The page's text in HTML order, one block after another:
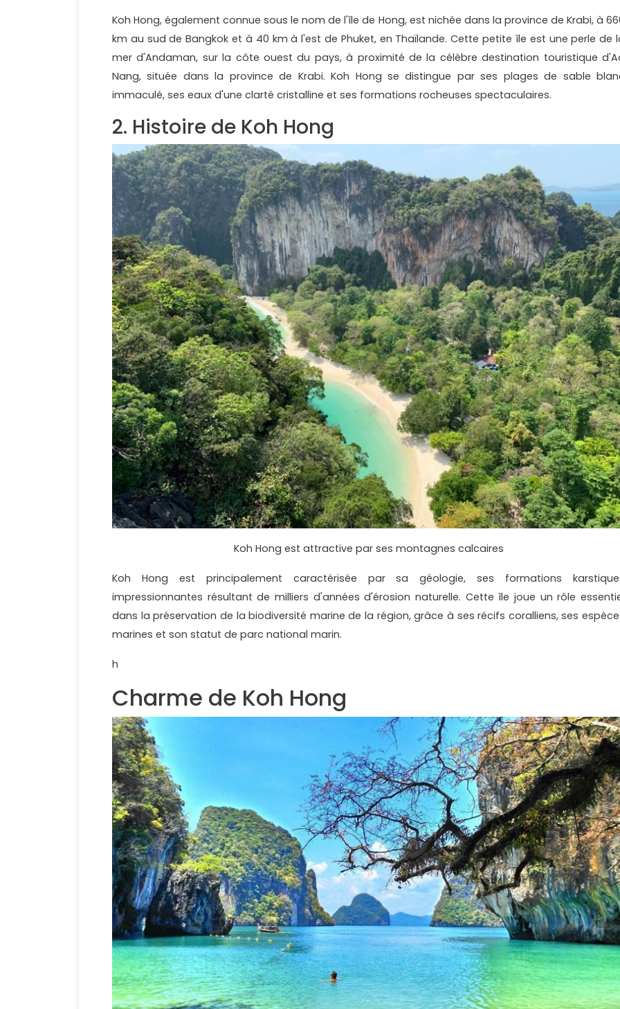
Koh Hong, également connue sous le nom de l'île de Hong, est nichée dans la province de Krabi, à
km au sud de Bangkok et à 40 km à l'est de Phuket, en Thaïlande. Cette petite île est une perle de
mer d'Andaman, sur la côte ouest du pays, à proximité de la célèbre destination touristique
Nang, située dans la province de Krabi. Koh Hong se distingue par ses plages de sable
immaculé, ses eaux d'une clarté cristalline et ses formations rocheuses spectaculaires.
2. Histoire de Koh Hong
Koh Hong est attractive par ses montagnes calcaires
Koh Hong est principalement caractérisée par sa géologie, ses formations
impressionnantes résultant de milliers d'années d'érosion naturelle. Cette île joue un rôle
dans la préservation de la biodiversité marine de la région, grâce à ses récifs coralliens, ses
marines et son statut de parc national marin.
h
Charme de Koh Hong